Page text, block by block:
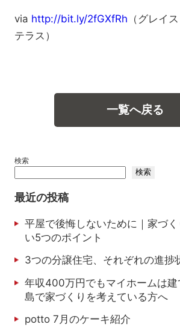
via http://bit.ly/2fGXfRh （グレイ
テラス）
一覧へ戻る
検索
検索
最近の投稿
平屋で後悔しないために｜家づ
い5つのポイント
3つの分譲住宅、それぞれの進捗
年収400万円でもマイホームは建
島で家づくりを考えている方へ
potto 7月のケーキ紹介